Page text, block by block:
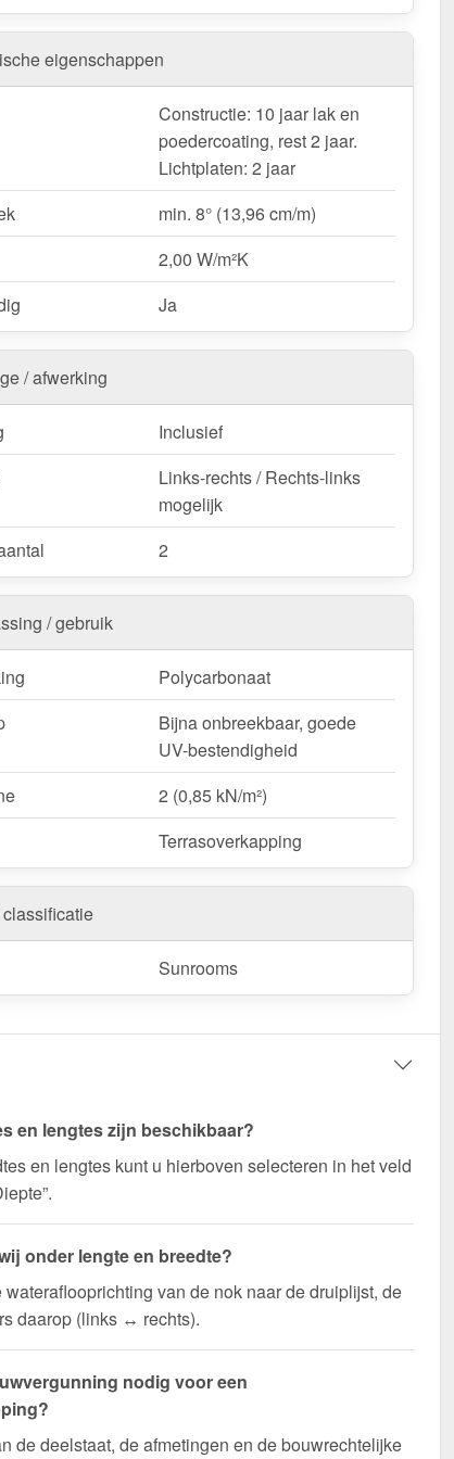
. Wij bieden alleen de hier beschikbare lengtes en
dit kits zijn. Wij bieden geen terrasoverkappingen
overkapping is geschikt voorsneeuwzone 2
totale breedte is 4,06 m, dediepte is 2,00 m
platen, er komt 17 cm bij voor de dakgoot). De
, wat een efficiënte montage mogelijk maakt.
| Sneeuwzone 2 | RAL 9001 nu -
& met 10 jaar garantie!
duurzame & betrouwbare terrasoverkapping - koop
eigenschappen
Constructie: 10 jaar lak en
poedercoating, rest 2 jaar.
Lichtplaten: 2 jaar
min. 8° (13,96 cm/m)
2,00 W/m²K
Ja
/ afwerking
Inclusief
Links-rechts / Rechts-links
mogelijk
2
/ gebruik
Polycarbonaat
Bijna onbreekbaar, goede
UV-bestendigheid
2 (0,85 kN/m²)
Terrasoverkapping
classificatie
Sunrooms
en lengtes zijn beschikbaar?
en lengtes kunt u hierboven selecteren in het veld
onder lengte en breedte?
wateraflooprichting van de nok naar de druiplijst, de
daarop (links ↔ rechts).
nodig voor een
de deelstaat, de afmetingen en de bouwrechtelijke